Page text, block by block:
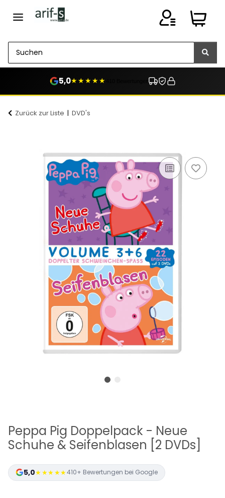
5,0★★★★★
Zurück zur Liste DVD's
Peppa Pig Doppelpack - Neue
Schuhe & Seifenblasen [2 DVDs]
5,0★★★★★410+ Bewertungen bei Google